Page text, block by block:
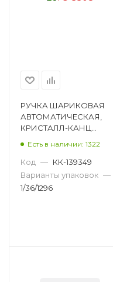
РУЧКА ШАРИКОВАЯ
АВТОМАТИЧЕСКАЯ,
КРИСТАЛЛ-КАНЦ
ПИШУЩИЙ УЗЕЛ
ПУЛЕВИДНЫЙ, YC-5508
Есть в наличии: 1322
Код — КК-139349
Варианты упаковок —
1/36/1296